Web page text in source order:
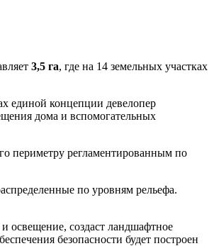
3,5 га, где на 14 земельных участках
единой концепции девелопер
дома и вспомогательных
периметру регламентированным по
по уровням рельефа.
освещение, создаст ландшафтное
безопасности будет построен